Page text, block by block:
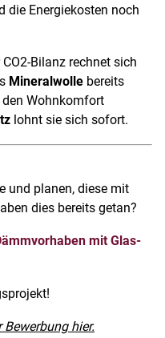
die Energiekosten noch
2-Bilanz rechnet sich
Mineralwolle bereits
Wohnkomfort
lohnt sie sich sofort.
und planen, diese mit
dies bereits getan?
mit Glas-
hier.